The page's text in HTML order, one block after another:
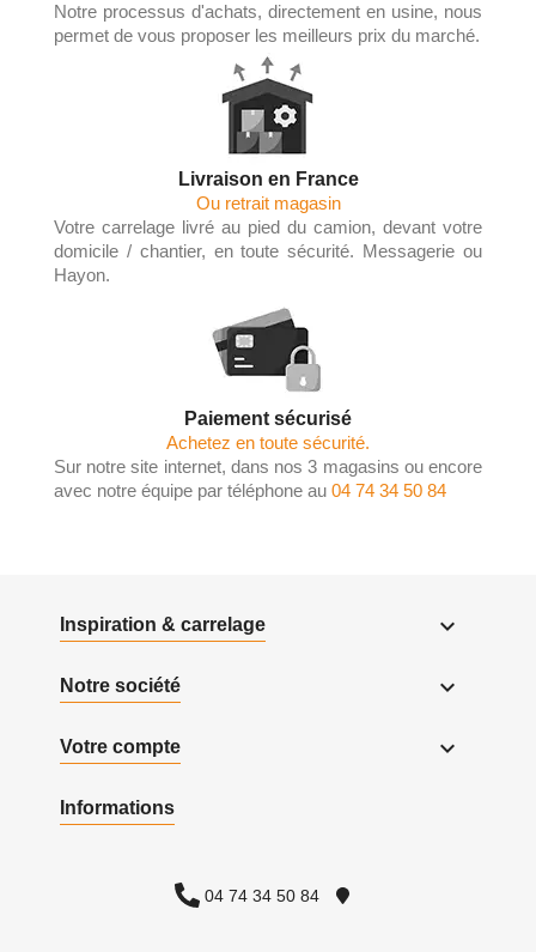
Notre processus d'achats, directement en usine, nous
permet de vous proposer les meilleurs prix du marché.
Livraison en France
Ou retrait magasin
Votre carrelage livré au pied du camion, devant votre
domicile / chantier, en toute sécurité. Messagerie ou
Hayon.
Paiement sécurisé
Achetez en toute sécurité.
Sur notre site internet, dans nos 3 magasins ou encore
avec notre équipe par téléphone au 04 74 34 50 84
Inspiration & carrelage 
Notre société 
Votre compte 
Informations
04 74 34 50 84